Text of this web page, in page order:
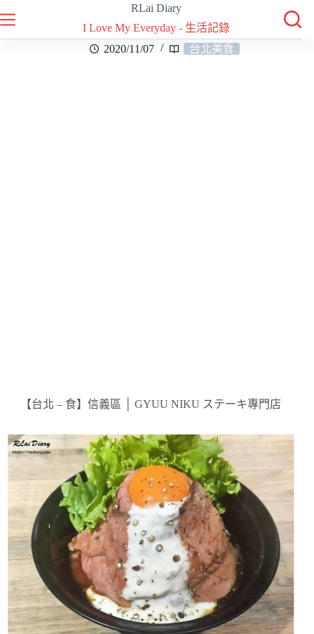
RLai Diary
I Love My Everyday - 生活記錄
2020/11/07
台北美食
【台北 – 食】信義區 │ GYUU NIKU ステーキ專門店